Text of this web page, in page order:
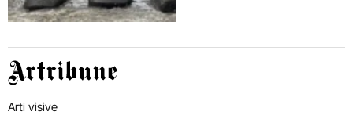
Artribune
Arti visive